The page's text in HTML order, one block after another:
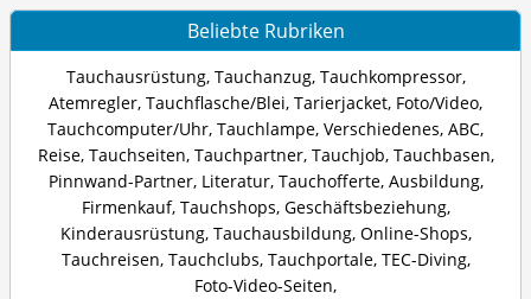
Beliebte Rubriken
Tauchausrüstung, Tauchanzug, Tauchkompressor,
Atemregler, Tauchflasche/Blei, Tarierjacket, Foto/Video,
Tauchcomputer/Uhr, Tauchlampe, Verschiedenes, ABC,
Reise, Tauchseiten, Tauchpartner, Tauchjob, Tauchbasen,
Pinnwand-Partner, Literatur, Tauchofferte, Ausbildung,
Firmenkauf, Tauchshops, Geschäftsbeziehung,
Kinderausrüstung, Tauchausbildung, Online-Shops,
Tauchreisen, Tauchclubs, Tauchportale, TEC-Diving,
Foto-Video-Seiten,